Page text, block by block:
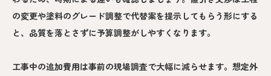
の変更や塗料のグレード調整で代替案を提示してもらう形にする
と、品質を落とさずに予算調整がしやすくなります。
工事中の追加費用は事前の現場調査で大幅に減らせます。想定外